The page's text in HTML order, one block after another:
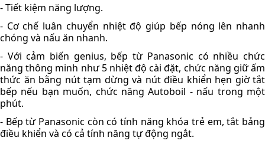
- Tiết kiệm năng lượng.
- Cơ chế luân chuyển nhiệt độ giúp bếp nóng lên nhanh
chóng và nấu ăn nhanh.
- Với cảm biến genius, bếp từ Panasonic có nhiều chức
năng thông minh như 5 nhiệt độ cài đặt, chức năng giữ ấm
thức ăn bằng nút tạm dừng và nút điều khiển hẹn giờ tắt
bếp nếu bạn muốn, chức năng Autoboil - nấu trong một
phút.
- Bếp từ Panasonic còn có tính năng khóa trẻ em, tắt bảng
điều khiển và có cả tính năng tự động ngắt.